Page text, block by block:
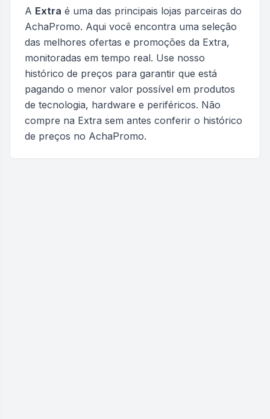
A Extra é uma das principais lojas parceiras do
AchaPromo. Aqui você encontra uma seleção
das melhores ofertas e promoções da Extra,
monitoradas em tempo real. Use nosso
histórico de preços para garantir que está
pagando o menor valor possível em produtos
de tecnologia, hardware e periféricos. Não
compre na Extra sem antes conferir o histórico
de preços no AchaPromo.